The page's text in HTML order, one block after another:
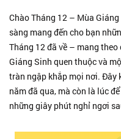
Chào Tháng 12 – Mùa
sàng mang đến cho bạn
Tháng 12 đã về – mang
Giáng Sinh quen thuộc và
tràn ngập khắp mọi nơi. Đây
năm đã qua, mà còn là lúc
những giây phút nghỉ ngơi